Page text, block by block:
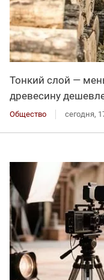
Тонкий слой —
древесину
Общество сегодня,